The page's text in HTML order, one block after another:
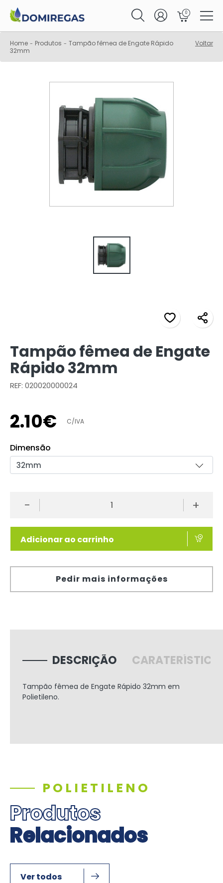
0
Home - Produtos - Tampão fêmea de Engate Rápido
32mm
Voltar
Tampão fêmea de Engate
Rápido 32mm
REF: 020020000024
2.10€ C/IVA
Dimensão
- +
Adicionar ao carrinho
Pedir mais informações
DESCRIÇÃO
Tampão fêmea de Engate Rápido 32mm em
Polietileno.
POLIETILENO
Produtos
Relacionados
Ver todos